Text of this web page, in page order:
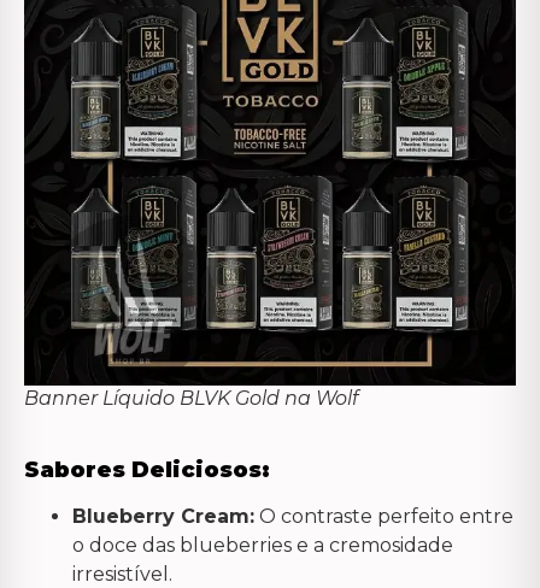
Banner Líquido BLVK Gold na Wolf
Sabores Deliciosos:
Blueberry Cream: O contraste perfeito entre
o doce das blueberries e a cremosidade
irresistível.